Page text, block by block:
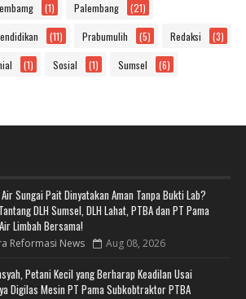
(1) Palembang (21)
(11) Prabumulih (5) Redaksi (3)
(1) Sosial (1) Sumsel (6)
Sungai Pait Dinyatakan Aman Tanpa Bukti Lab?
DLH Sumsel, DLH Lahat, PTBA dan PT Pama
Limbah Bersama!
Reformasi News Aug 08, 2026
Petani Kecil yang Berharap Keadilan Usai
Digilas Mesin PT Pama Subkobtraktor PTBA